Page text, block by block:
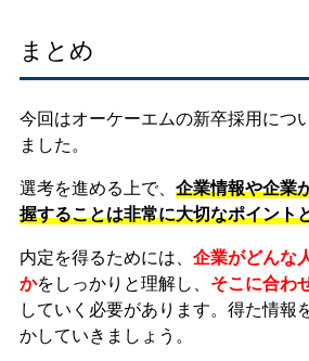
まとめ
今回はオーケーエムの新卒採用につ
ました。
選考を進める上で、 企業情報や企業
握することは非常に大切なポイント
内定を得るためには、 企業がどんな
かをしっかりと理解し、 そこに合わ
していく必要があります。 得た情報
かしていきましょう。